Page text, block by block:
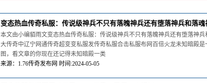
变态热血传奇私服：传说级神兵不只有落魄神兵还有堕落神兵和落魂
本文由小编貊雨文变态热血传奇私服：传说级神兵不只有落魄神兵还有堕落神
大传奇中辽宁网通传奇超变变私服发传奇私服合击私服布网百倍火龙未知暗殿
图，看文章的你现在还记得未知暗殿一类
来源：1.76传奇发布网 时间:2024-05-05